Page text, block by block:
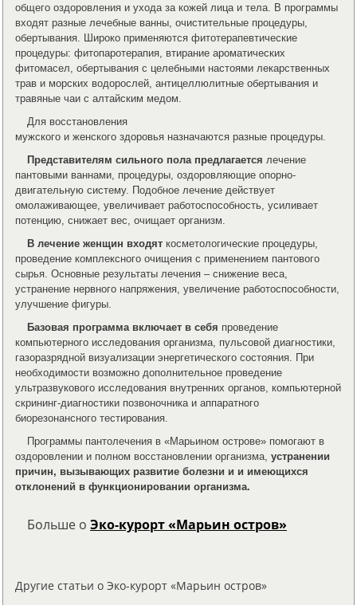
общего оздоровления и ухода за кожей лица и тела. В программы
входят разные лечебные ванны, очистительные процедуры,
обертывания. Широко применяются фитотерапевтические
процедуры: фитопаротерапия, втирание ароматических
фитомасел, обертывания с целебными настоями лекарственных
трав и морских водорослей, антицеллюлитные обертывания и
травяные чаи с алтайским медом.
Для восстановления
мужского и женского здоровья назначаются разные процедуры.
Представителям сильного пола предлагается лечение
пантовыми ваннами, процедуры, оздоровляющие опорно-
двигательную систему. Подобное лечение действует
омолаживающее, увеличивает работоспособность, усиливает
потенцию, снижает вес, очищает организм.
В лечение женщин входят косметологические процедуры,
проведение комплексного очищения с применением пантового
сырья. Основные результаты лечения – снижение веса,
устранение нервного напряжения, увеличение работоспособности,
улучшение фигуры.
Базовая программа включает в себя проведение
компьютерного исследования организма, пульсовой диагностики,
газоразрядной визуализации энергетического состояния. При
необходимости возможно дополнительное проведение
ультразвукового исследования внутренних органов, компьютерной
скрининг-диагностики позвоночника и аппаратного
биорезонансного тестирования.
Программы пантолечения в «Марьином острове» помогают в
оздоровлении и полном восстановлении организма, устранении
причин, вызывающих развитие болезни и и имеющихся
отклонений в функционировании организма.
Больше о Эко-курорт «Марьин остров»
Другие статьи о Эко-курорт «Марьин остров»